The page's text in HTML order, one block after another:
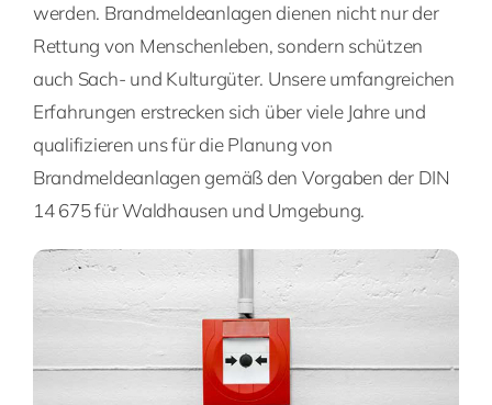
werden. Brandmeldeanlagen dienen nicht nur der
Rettung von Menschenleben, sondern schützen
auch Sach- und Kulturgüter. Unsere umfangreichen
Erfahrungen erstrecken sich über viele Jahre und
qualifizieren uns für die Planung von
Brandmeldeanlagen gemäß den Vorgaben der DIN
14 675 für Waldhausen und Umgebung.